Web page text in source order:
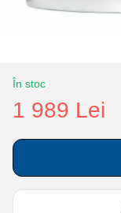
În stoc
1 989 Lei